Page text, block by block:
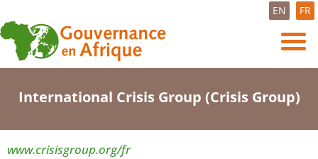
EN FR
International Crisis Group (Crisis Group)
www.crisisgroup.org/fr